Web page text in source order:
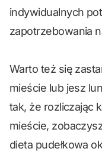
indywidualnych
zapotrzebowania
Warto też się
mieście lub jesz
tak, że rozliczając
mieście,
dieta pudełkowa